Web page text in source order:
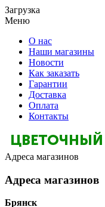
Загрузка
Меню
О нас
Наши магазины
Новости
Как заказать
Гарантии
Доставка
Оплата
Контакты
Адреса магазинов
Адреса магазинов
Брянск